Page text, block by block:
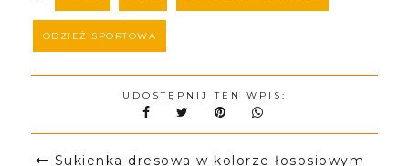
ODZIEŻ SPORTOWA
UDOSTĘPNIJ TEN WPIS:
Sukienka dresowa w kolorze łososiowym